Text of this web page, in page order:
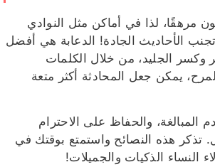
مرهقًا، لذا في أماكن مثل النوادي
تجنب الأحاديث الجادة! الدعابة هي أفضل
وكسر الجليد، من خلال الكلمات
يمكن جعل المحادثة أكثر متعة
المبالغة، والحفاظ على الاحترام
تذكر هذه النصائح واستمتع بوقتك في
النساء الذكيات والجميلات!